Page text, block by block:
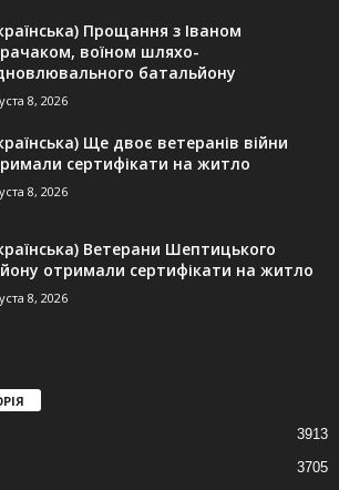
Прощання з Іваном
воїном шляхо-
батальйону
8, 2026
Ще двоє ветеранів війни
сертифікати на житло
8, 2026
Ветерани Шептицького
отримали сертифікати на житло
8, 2026
3913
3705